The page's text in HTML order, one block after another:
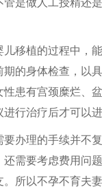
管是做人工授精还
移植的过程中，
期的身体检查，以
患有宫颈糜烂、
行治疗后才可以进
办理的手续并不
还需要考虑费用问
所以不孕不育夫